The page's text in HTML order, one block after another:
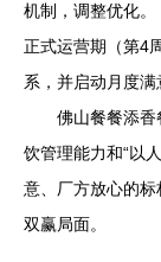
机制，调整优化。
正式运营期（第4
系，并启动月度满
佛山餐餐添
饮管理能力和“以
意、厂方放心的
双赢局面。